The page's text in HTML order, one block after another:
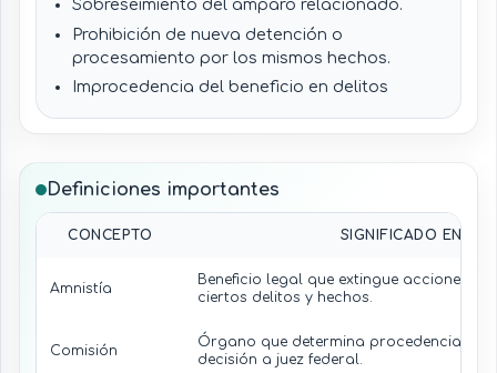
Sobreseimiento del amparo relacionado.
Prohibición de nueva detención o
procesamiento por los mismos hechos.
Improcedencia del beneficio en delitos
Definiciones importantes
CONCEPTO SIGNIFICADO EN LA
Amnistía
Beneficio legal que extingue acciones
ciertos delitos y hechos.
Comisión
Órgano que determina procedencia del
decisión a juez federal.